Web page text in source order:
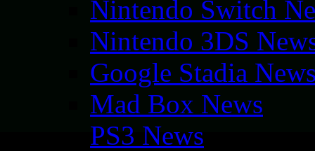
Nintendo Switch
Nintendo 3DS
Google Stadia
Mad Box News
PS3 News